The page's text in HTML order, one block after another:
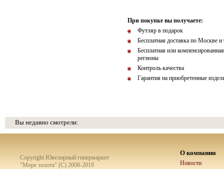
При покупке вы получаете:
Футляр в подарок
Бесплатная доставка по Москве
Бесплатная или
регионы
Контроль качества
Гарантия на приобретенные
Вы недавно смотрели:
Copyright Ювелирный гипермаркет
"Море золота" (C) 2008-2019
О компании
Новости